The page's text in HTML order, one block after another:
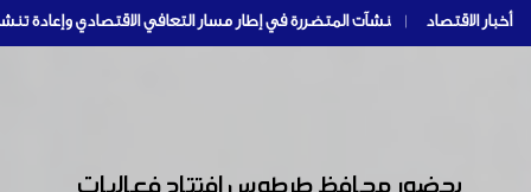
أخبار الاقتصاد |